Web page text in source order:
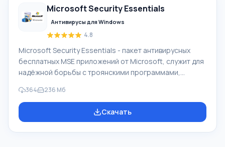
персонального пользования, этот продукт содержит
Microsoft Security Essentials
Антивирусы для Windows
4.8
Microsoft Security Essentials - пакет антивирусных
бесплатных MSE приложений от Microsoft, служит для
надёжной борьбы с троянскими программами,
Программа работает лишь на ПК, где стоит XP
Windows (32-бит), 7 и Vista (64 либо 32-бит). MSE
заменил антивирусную коммерческую программу
364 236 Мб
Скачать